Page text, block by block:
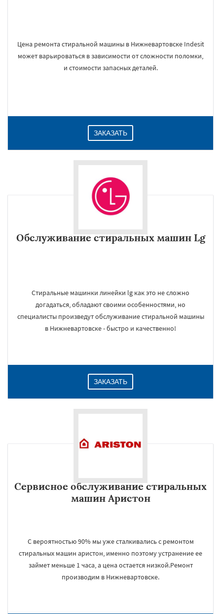
Цена ремонта стиральной машины в Нижневартовске Indesit
может варьироваться в зависимости от сложности поломки,
и стоимости запасных деталей.
ЗАКАЗАТЬ
Обслуживание стиральных машин Lg
Стиральные машинки линейки lg как это не сложно
догадаться, обладают своими особенностями, но
специалисты произведут обслуживание стиральной машины
в Нижневартовске - быстро и качественно!
ЗАКАЗАТЬ
Сервисное обслуживание стиральных
машин Аристон
С вероятностью 90% мы уже сталкивались с ремонтом
стиральных машин аристон, именно поэтому устранение ее
займет меньше 1 часа, а цена остается низкой.Ремонт
производим в Нижневартовске.